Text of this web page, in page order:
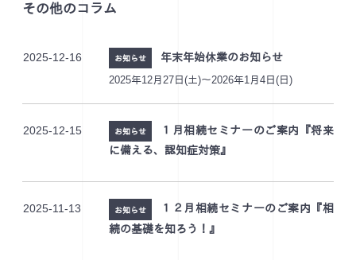
その他のコラム
2025-12-16 お知らせ 年末年始休業のお知らせ
2025年12月27日(土)～2026年1月4日(日)
2025-12-15 お知らせ
１月相続セミナーのご案内『将来
に備える、認知症対策』
2025-11-13 お知らせ
１２月相続セミナーのご案内『相
続の基礎を知ろう！』